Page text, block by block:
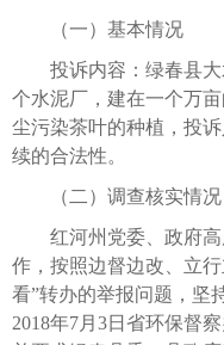
（一）基本情况
投诉内容：绿春县大
个水泥厂，建在一个万
尘污染茶叶的种植，投
续的合法性。
（二）调查核实情况
红河州党委、政府高
作，按照边督边改、立
看”转办的举报问题，坚
2018年7月3日省环保督